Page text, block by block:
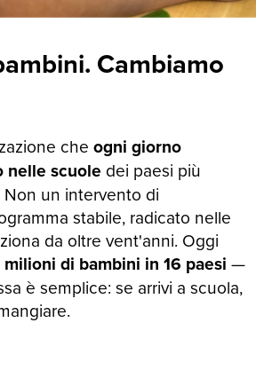
Cambiamo
che ogni giorno
nelle scuole dei paesi più
un intervento di
stabile, radicato nelle
da oltre vent'anni. Oggi
di bambini in 16 paesi —
è semplice: se arrivi a scuola,